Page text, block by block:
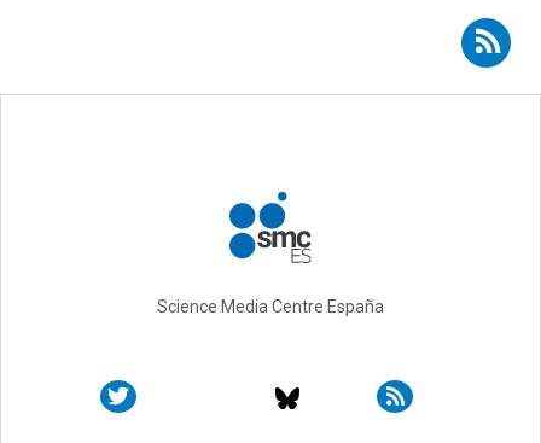
Suscribirse a RSS - Jon Jureidini
Science Media Centre España